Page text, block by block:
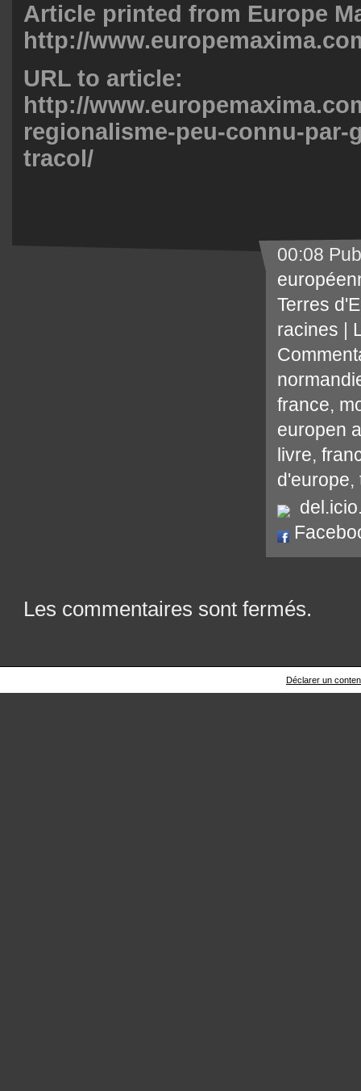
Article printed from Europe
http://
URL to article:
http://
regionalisme-peu-connu-par-
tracol/
00:08
Terres
racines
france,
europen
livre,
d'europe,
Les commentaires sont fermés.
Déclarer un